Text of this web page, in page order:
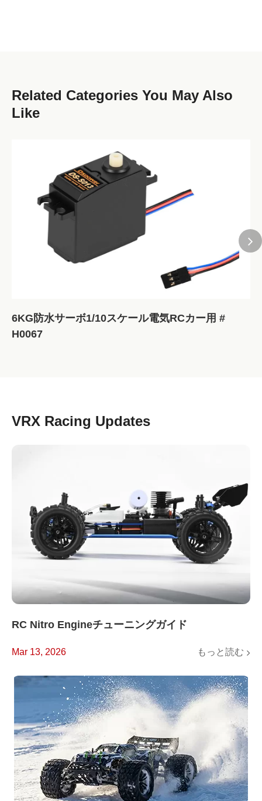
Related Categories You May Also
Like
6KG防水サーボ1/10スケール電気RCカー用 #
H0067
VRX Racing Updates
RC Nitro Engineチューニングガイド
Mar 13, 2026 もっと読む